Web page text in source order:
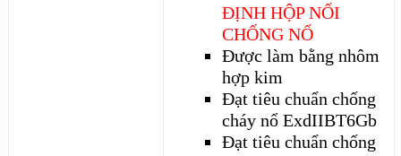
ĐỊNH HỘP NỐI
CHỐNG NỔ
Được làm bằng nhôm
hợp kim
Đạt tiêu chuẩn chống
cháy nổ ExdIIBT6Gb
Đạt tiêu chuẩn chống